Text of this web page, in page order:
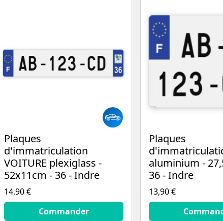
Plaques
d'immatriculation
VOITURE plexiglass -
52x11cm - 36 - Indre
14,90 €
14.9
Commander
Plaques
aluminium -
36 - Indre
13,90 €
13.9